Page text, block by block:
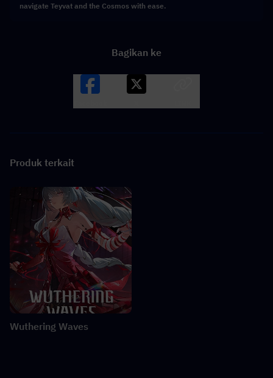
navigate Teyvat and the Cosmos with ease.
Bagikan ke
Produk terkait
Wuthering Waves